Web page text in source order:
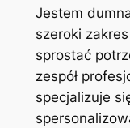
Jestem
szeroki
sprostać
zespół
specjalizuje